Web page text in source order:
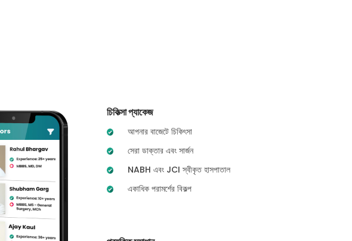
চিকিত্সা প্যাকেজ
আপনার বাজেটে চিকিৎসা
সেরা ডাক্তার এবং সার্জন
NABH এবং JCI স্বীকৃত হাসপাতাল
একাধিক পরামর্শের বিকল্প